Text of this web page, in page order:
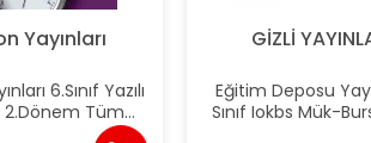
Yayınları
6.Sınıf Yazılı
2.Dönem Tüm
GİZLİ
Eğitim Deposu
Sınıf Iokbs Mük-